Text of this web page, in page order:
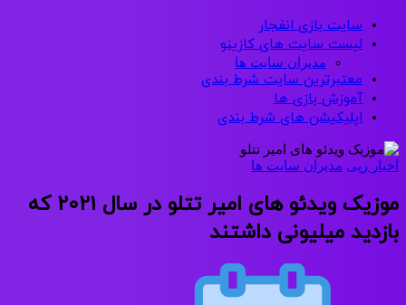
سایت بازی انفجار
لیست سایت های کازینو
مدیران سایت ها
معتبرترین سایت شرط بندی
آموزش بازی ها
اپلیکیشن های شرط بندی
اخبار رپی مدیران سایت ها
موزیک ویدئو های امیر تتلو در سال 2021 که
بازدید میلیونی داشتند